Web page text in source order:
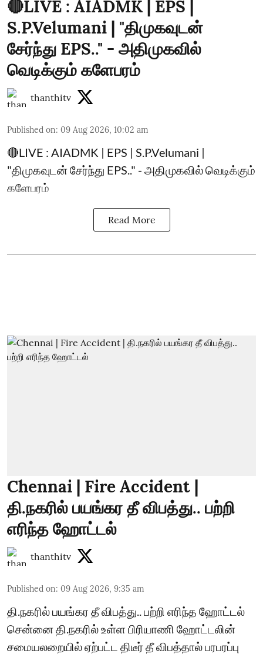
🔴LIVE : AIADMK | EPS |
S.P.Velumani | "திமுகவுடன்
சேர்ந்து EPS.." - அதிமுகவில்
வெடிக்கும் களேபரம்
thanthitv
Published on: 09 Aug 2026, 10:02 am
🔴LIVE : AIADMK | EPS | S.P.Velumani |
"திமுகவுடன் சேர்ந்து EPS.." - அதிமுகவில் வெடிக்கும்
களேபரம்
Read More
Chennai | Fire Accident |
தி.நகரில் பயங்கர தீ விபத்து.. பற்றி
எரிந்த ஹோட்டல்
thanthitv
Published on: 09 Aug 2026, 9:35 am
தி.நகரில் பயங்கர தீ விபத்து.. பற்றி எரிந்த ஹோட்டல்
சென்னை தி.நகரில் உள்ள பிரியாணி ஹோட்டலின்
சமையலறையில் ஏற்பட்ட திடீர் தீ விபத்தால் பரபரப்பு